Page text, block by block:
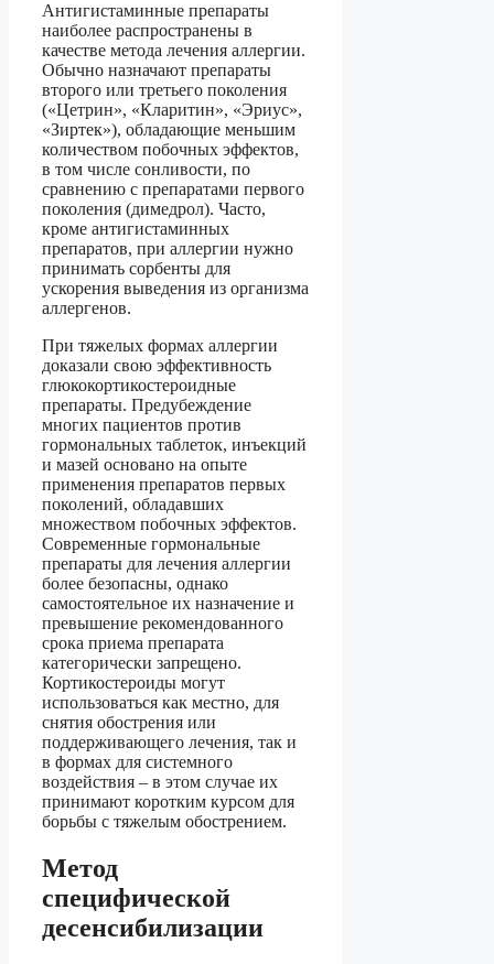
Антигистаминные препараты
наиболее распространены в
качестве метода лечения аллергии.
Обычно назначают препараты
второго или третьего поколения
(«Цетрин», «Кларитин», «Эриус»,
«Зиртек»), обладающие меньшим
количеством побочных эффектов,
в том числе сонливости, по
сравнению с препаратами первого
поколения (димедрол). Часто,
кроме антигистаминных
препаратов, при аллергии нужно
принимать сорбенты для
ускорения выведения из организма
аллергенов.
При тяжелых формах аллергии
доказали свою эффективность
глюкокортикостероидные
препараты. Предубеждение
многих пациентов против
гормональных таблеток, инъекций
и мазей основано на опыте
применения препаратов первых
поколений, обладавших
множеством побочных эффектов.
Современные гормональные
препараты для лечения аллергии
более безопасны, однако
самостоятельное их назначение и
превышение рекомендованного
срока приема препарата
категорически запрещено.
Кортикостероиды могут
использоваться как местно, для
снятия обострения или
поддерживающего лечения, так и
в формах для системного
воздействия – в этом случае их
принимают коротким курсом для
борьбы с тяжелым обострением.
Метод
специфической
десенсибилизации